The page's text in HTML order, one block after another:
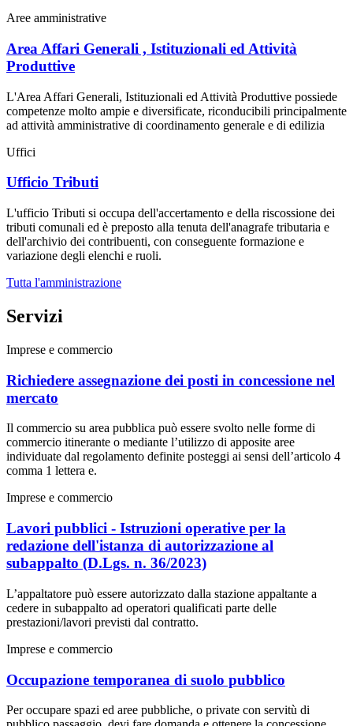
Aree amministrative
Area Affari Generali , Istituzionali ed Attività
Produttive
L'Area Affari Generali, Istituzionali ed Attività Produttive possiede
competenze molto ampie e diversificate, riconducibili principalmente
ad attività amministrative di coordinamento generale e di edilizia
Uffici
Ufficio Tributi
L'ufficio Tributi si occupa dell'accertamento e della riscossione dei
tributi comunali ed è preposto alla tenuta dell'anagrafe tributaria e
dell'archivio dei contribuenti, con conseguente formazione e
variazione degli elenchi e ruoli.
Tutta l'amministrazione
Servizi
Imprese e commercio
Richiedere assegnazione dei posti in concessione nel
mercato
Il commercio su area pubblica può essere svolto nelle forme di
commercio itinerante o mediante l’utilizzo di apposite aree
individuate dal regolamento definite posteggi ai sensi dell’articolo 4
comma 1 lettera e.
Imprese e commercio
Lavori pubblici - Istruzioni operative per la
redazione dell'istanza di autorizzazione al
subappalto (D.Lgs. n. 36/2023)
L’appaltatore può essere autorizzato dalla stazione appaltante a
cedere in subappalto ad operatori qualificati parte delle
prestazioni/lavori previsti dal contratto.
Imprese e commercio
Occupazione temporanea di suolo pubblico
Per occupare spazi ed aree pubbliche, o private con servitù di